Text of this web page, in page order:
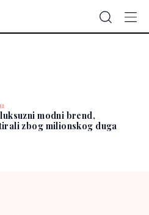
modni brend,
zbog milionskog duga